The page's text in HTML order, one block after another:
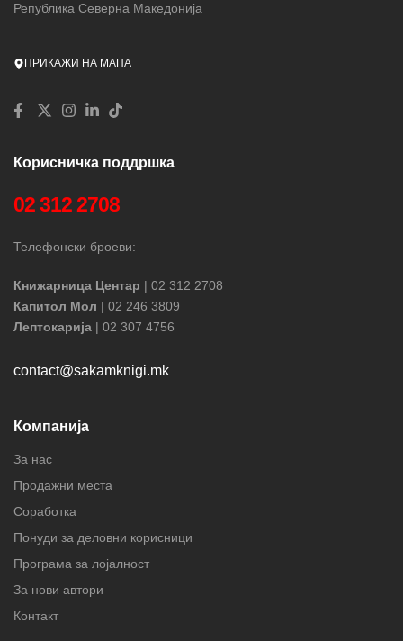
Република Северна Македонија
ПРИКАЖИ НА МАПА
Корисничка поддршка
02 312 2708
Телефонски броеви:
Книжарница Центар | 02 312 2708
Капитол Мол | 02 246 3809
Лептокарија | 02 307 4756
contact@sakamknigi.mk
Компанија
За нас
Продажни места
Соработка
Понуди за деловни корисници
Програма за лојалност
За нови автори
Контакт